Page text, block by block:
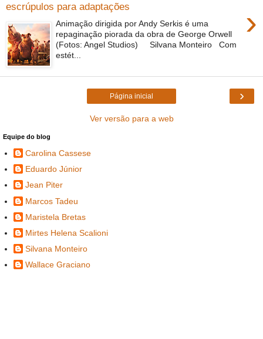
escrúpulos para adaptações
›
Animação dirigida por Andy Serkis é uma
repaginação piorada da obra de George Orwell
(Fotos: Angel Studios) Silvana Monteiro Com
estét...
›
Página inicial
Ver versão para a web
Equipe do blog
Carolina Cassese
Eduardo Júnior
Jean Piter
Marcos Tadeu
Maristela Bretas
Mirtes Helena Scalioni
Silvana Monteiro
Wallace Graciano